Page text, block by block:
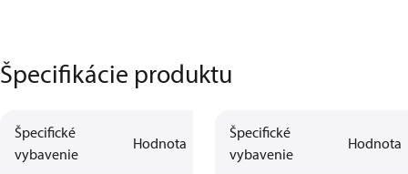
Špecifikácie produktu
Špecifické
vybavenie
Hodnota
Špecifické
vybavenie
Hodnota